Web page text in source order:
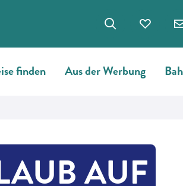
finden Aus der Werbung
AUF